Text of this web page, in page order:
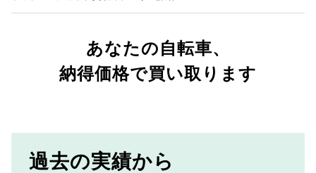
あなたの自転車、
納得価格で買い取ります
過去の実績から